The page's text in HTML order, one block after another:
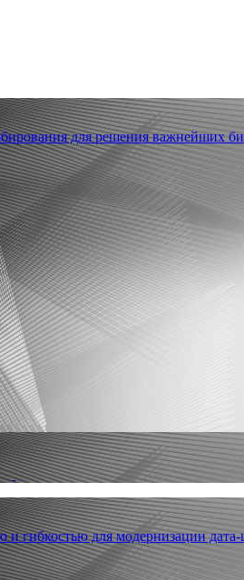
для решения важнейших
гибкостью для модернизации